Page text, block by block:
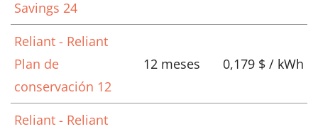
Savings 24
Reliant - Reliant
Plan de
conservación 12
12 meses 0,179 $ / kWh
Reliant - Reliant